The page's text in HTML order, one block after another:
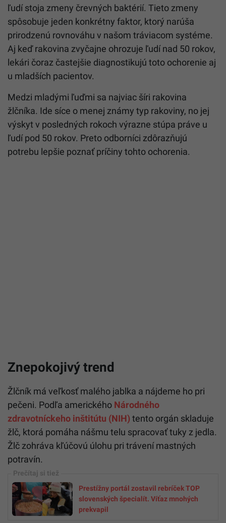
ľudí stoja zmeny črevných baktérií. Tieto zmeny
spôsobuje jeden konkrétny faktor, ktorý narúša
prirodzenú rovnováhu v našom tráviacom systéme.
Aj keď rakovina zvyčajne ohrozuje ľudí nad 50 rokov,
lekári čoraz častejšie diagnostikujú toto ochorenie aj
u mladších pacientov.
Medzi mladými ľuďmi sa najviac šíri rakovina
žlčníka. Ide síce o menej známy typ rakoviny, no jej
výskyt v posledných rokoch výrazne stúpa práve u
ľudí pod 50 rokov. Preto odborníci zdôrazňujú
potrebu lepšie poznať príčiny tohto ochorenia.
Znepokojivý trend
Žlčník má veľkosť malého jablka a nájdeme ho pri
pečeni. Podľa amerického Národného
zdravotníckeho inštitútu (NIH)tento orgán skladuje
žlč, ktorá pomáha nášmu telu spracovať tuky z jedla.
Žlč zohráva kľúčovú úlohu pri trávení mastných
potravín.
Prestížny portál zostavil rebríček TOP
slovenských špecialít. Víťaz mnohých
prekvapil